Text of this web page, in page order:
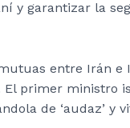
y garantizar la
entre Irán e
El primer ministro
de ‘audaz’ y